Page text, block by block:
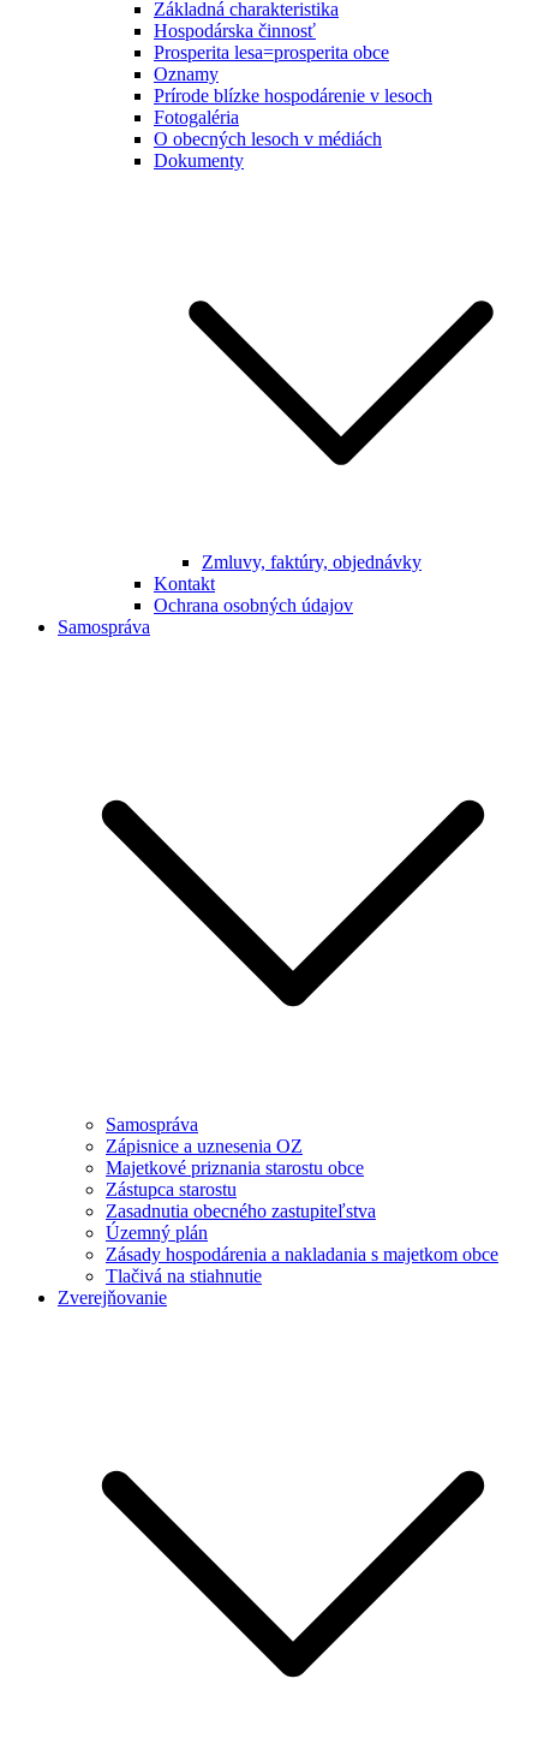
Základná charakteristika
Hospodárska činnosť
Prosperita lesa=prosperita obce
Oznamy
Prírode blízke hospodárenie v lesoch
Fotogaléria
O obecných lesoch v médiách
Dokumenty
Zmluvy, faktúry, objednávky
Kontakt
Ochrana osobných údajov
Samospráva
Samospráva
Zápisnice a uznesenia OZ
Majetkové priznania starostu obce
Zástupca starostu
Zasadnutia obecného zastupiteľstva
Územný plán
Zásady hospodárenia a nakladania s majetkom obce
Tlačivá na stiahnutie
Zverejňovanie